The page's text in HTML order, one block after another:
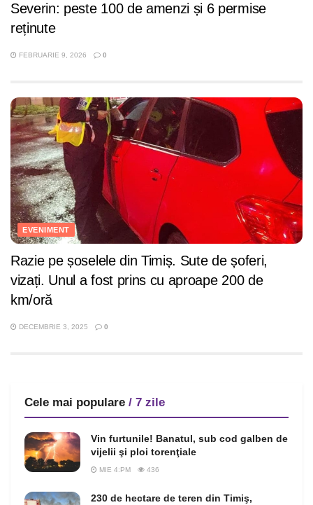
Severin: peste 100 de amenzi și 6 permise
reținute
FEBRUARIE 9, 2026 0
EVENIMENT
Razie pe șoselele din Timiș. Sute de șoferi,
vizați. Unul a fost prins cu aproape 200 de
km/oră
DECEMBRIE 3, 2025 0
Cele mai populare / 7 zile
Vin furtunile! Banatul, sub cod galben de
vijelii şi ploi torenţiale
MIE 4:PM 436
230 de hectare de teren din Timiş,